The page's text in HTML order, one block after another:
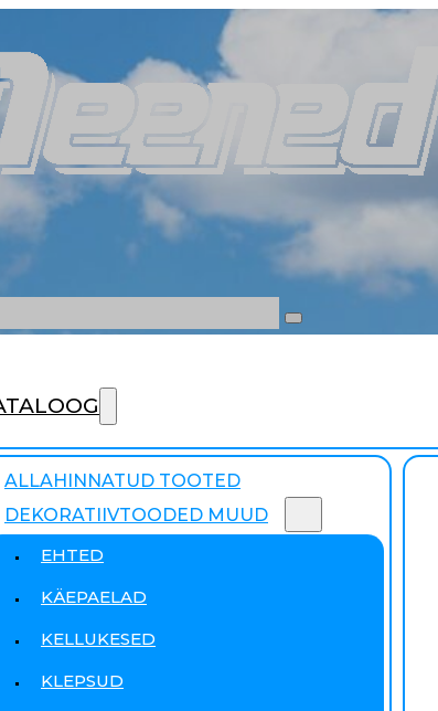
ALLAHINNATUD TOOTED
DEKORATIIVTOODED MUUD
EHTED
KÄEPAELAD
KELLUKESED
KLEPSUD